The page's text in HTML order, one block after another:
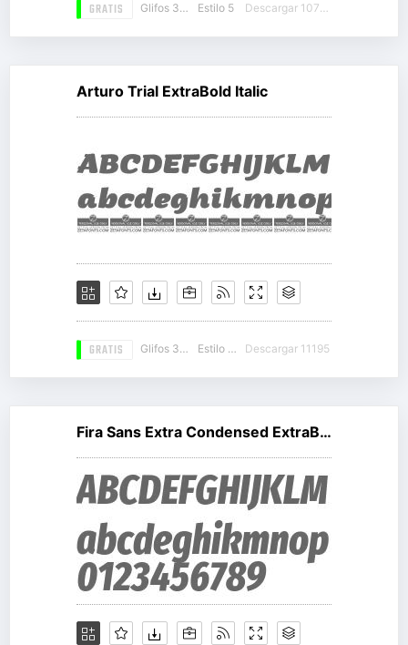
GRATIS Glifos 358 Estilo 5 Descargar 10785
Arturo Trial ExtraBold Italic
GRATIS Glifos 336 Estilo 16 Descargar 11195
Fira Sans Extra Condensed ExtraBold Italic